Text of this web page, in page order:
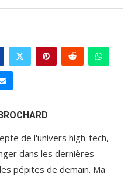
de l'univers high-tech,
dans les dernières
pépites de demain. Ma